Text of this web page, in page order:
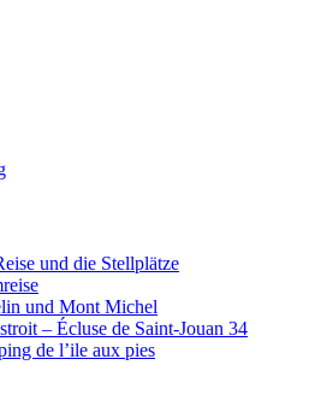
und die Stellplätze
und Mont Michel
– Écluse de Saint-Jouan 34
de l’ile aux pies